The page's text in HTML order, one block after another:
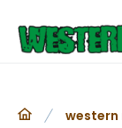
western